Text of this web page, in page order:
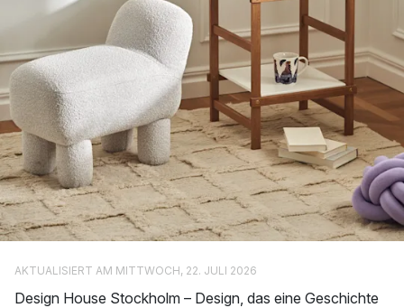
Mit welchen Designern arbeitet Design House Stockholm
zusammen?
Die Designer von Design House Stockholm tragen durch ihre
kreativen Ideen wesentlich zum Erfolg der Marke bei. Durch
diese kreative und enge Zusammenarbeit ist es Design House
Stockholm über die Jahre gelungen mehrere innovative und
einzigartige Produkte zu entdecken, welche später zu
Designklassikern wurden. Zu den bekannten Designer der
Marke zählen unter anderem:
AKTUALISIERT AM MITTWOCH, 22. JULI 2026
Design House Stockholm – Design, das eine Geschichte